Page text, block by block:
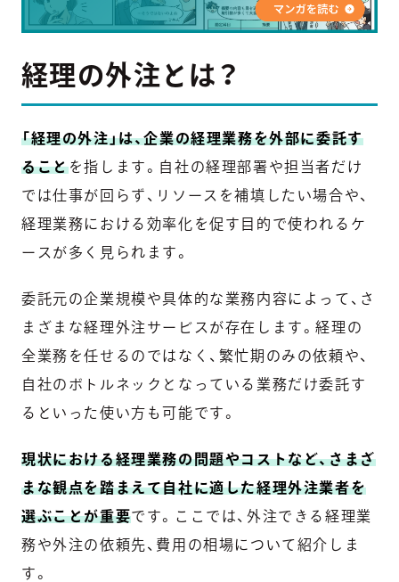
経理の外注とは？
「経理の外注」は、企業の経理業務を外部に委託す
ることを指します。自社の経理部署や担当者だけ
では仕事が回らず、リソースを補填したい場合や、
経理業務における効率化を促す目的で使われるケ
ースが多く見られます。
委託元の企業規模や具体的な業務内容によって、さ
まざまな経理外注サービスが存在します。経理の
全業務を任せるのではなく、繁忙期のみの依頼や、
自社のボトルネックとなっている業務だけ委託す
るといった使い方も可能です。
現状における経理業務の問題やコストなど、さまざ
まな観点を踏まえて自社に適した経理外注業者を
選ぶことが重要です。ここでは、外注できる経理業
務や外注の依頼先、費用の相場について紹介しま
す。